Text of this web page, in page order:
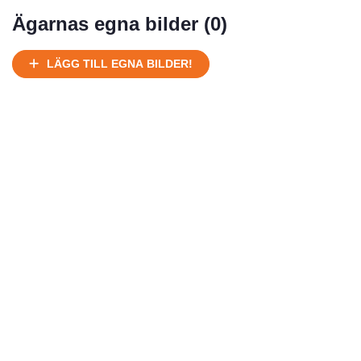
Under normalt skick, kan kräva reparation
Ägarnas egna bilder (0)
LÄGG TILL EGNA BILDER!